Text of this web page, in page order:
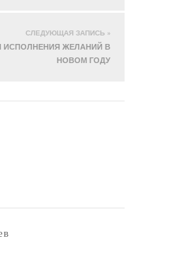
СЛЕДУЮЩАЯ ЗАПИСЬ »
ИСПОЛНЕНИЯ ЖЕЛАНИЙ В
НОВОМ ГОДУ